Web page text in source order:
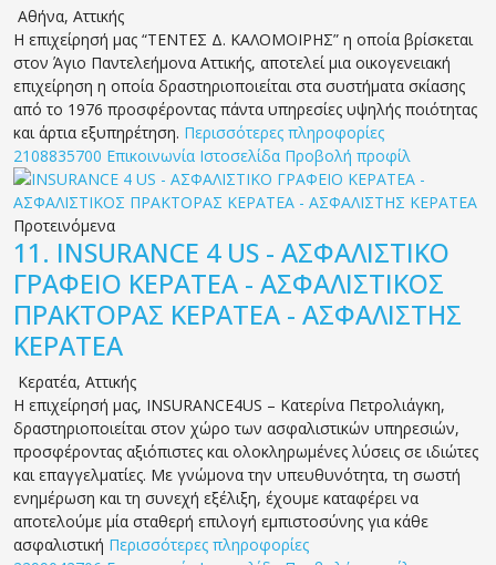
Αθήνα, Αττικής
Η επιχείρησή μας “ΤΕΝΤΕΣ Δ. ΚΑΛΟΜΟΙΡΗΣ” η οποία βρίσκεται
στον Άγιο Παντελεήμονα Αττικής, αποτελεί μια οικογενειακή
επιχείρηση η οποία δραστηριοποιείται στα συστήματα σκίασης
από το 1976 προσφέροντας πάντα υπηρεσίες υψηλής ποιότητας
και άρτια εξυπηρέτηση. Περισσότερες πληροφορίες
2108835700 Επικοινωνία Ιστοσελίδα Προβολή προφίλ
Προτεινόμενα
11. INSURANCE 4 US - ΑΣΦΑΛΙΣΤΙΚΟ
ΓΡΑΦΕΙΟ ΚΕΡΑΤΕΑ - ΑΣΦΑΛΙΣΤΙΚΟΣ
ΠΡΑΚΤΟΡΑΣ ΚΕΡΑΤΕΑ - ΑΣΦΑΛΙΣΤΗΣ
ΚΕΡΑΤΕΑ
Κερατέα, Αττικής
Η επιχείρησή μας, INSURANCE4US – Κατερίνα Πετρολιάγκη,
δραστηριοποιείται στον χώρο των ασφαλιστικών υπηρεσιών,
προσφέροντας αξιόπιστες και ολοκληρωμένες λύσεις σε ιδιώτες
και επαγγελματίες. Με γνώμονα την υπευθυνότητα, τη σωστή
ενημέρωση και τη συνεχή εξέλιξη, έχουμε καταφέρει να
αποτελούμε μία σταθερή επιλογή εμπιστοσύνης για κάθε
ασφαλιστική Περισσότερες πληροφορίες